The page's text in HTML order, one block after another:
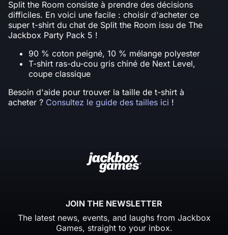
Split the Room consiste à prendre des décisions
difficiles. En voici une facile : choisir d'acheter ce
super t-shirt du chat de Split the Room issu de The
Jackbox Party Pack 5 !
90 % coton peigné, 10 % mélange polyester
T-shirt ras-du-cou gris chiné de Next Level,
coupe classique
Besoin d'aide pour trouver la taille de t-shirt à
acheter ? Consultez le guide des tailles ici !
JOIN THE NEWSLETTER
The latest news, events, and laughs from Jackbox
Games, straight to your inbox.